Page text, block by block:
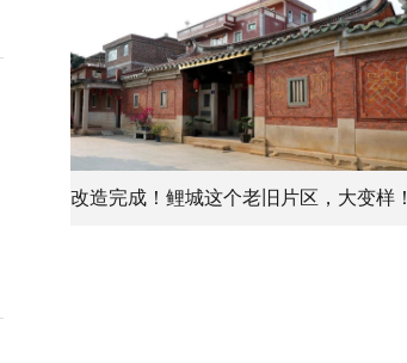
改造完成！鲤城这个老旧片区，大变样！